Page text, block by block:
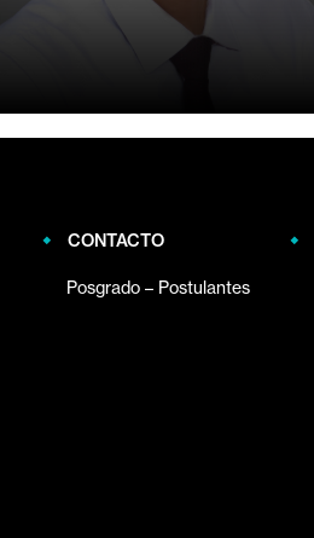
CONTACTO
Posgrado – Postulantes